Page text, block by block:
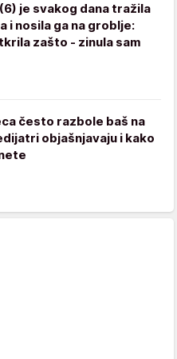
je svakog dana tražila
i nosila ga na groblje:
zašto - zinula sam
često razbole baš na
objašnjavaju i kako